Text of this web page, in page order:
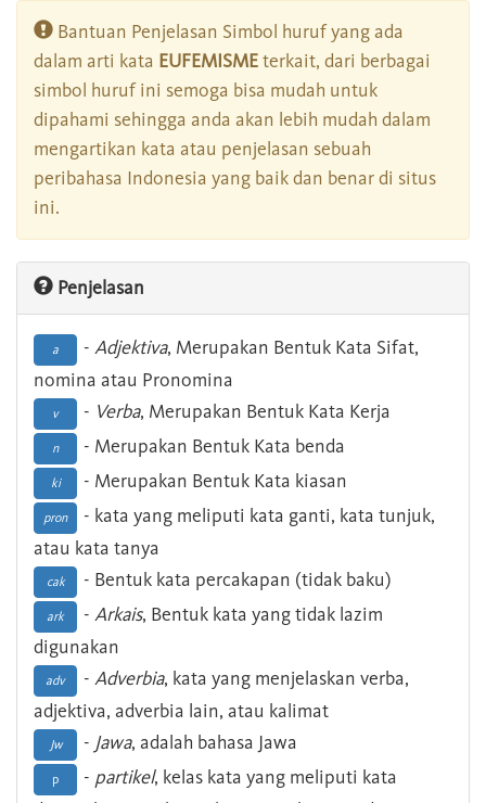
Bantuan Penjelasan Simbol huruf yang ada
dalam arti kata EUFEMISMEterkait, dari berbagai
simbol huruf ini semoga bisa mudah untuk
dipahami sehingga anda akan lebih mudah dalam
mengartikan kata atau penjelasan sebuah
peribahasa Indonesia yang baik dan benar di situs
ini.
Penjelasan
a - Adjektiva, Merupakan Bentuk Kata Sifat,
nomina atau Pronomina
v - Verba, Merupakan Bentuk Kata Kerja
n - Merupakan Bentuk Kata benda
ki - Merupakan Bentuk Kata kiasan
pron
- kata yang meliputi kata ganti, kata tunjuk,
atau kata tanya
cak - Bentuk kata percakapan (tidak baku)
ark - Arkais, Bentuk kata yang tidak lazim
digunakan
adv - Adverbia, kata yang menjelaskan verba,
adjektiva, adverbia lain, atau kalimat
Jw - Jawa, adalah bahasa Jawa
p - partikel, kelas kata yang meliputi kata